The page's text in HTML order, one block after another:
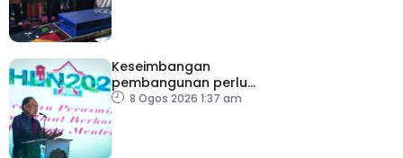
Keseimbangan
pembangunan perlu
ambil kira lokasi tumpuan
8 Ogos 2026 1:37 am